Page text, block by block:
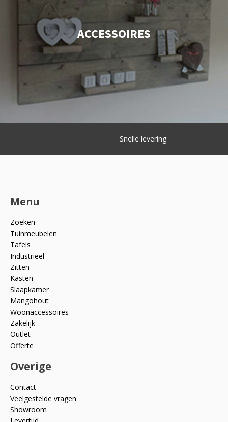
ACCESSOIRES
Snelle levering
Menu
Zoeken
Tuinmeubelen
Tafels
Industrieel
Zitten
Kasten
Slaapkamer
Mangohout
Woonaccessoires
Zakelijk
Outlet
Offerte
Overige
Contact
Veelgestelde vragen
Showroom